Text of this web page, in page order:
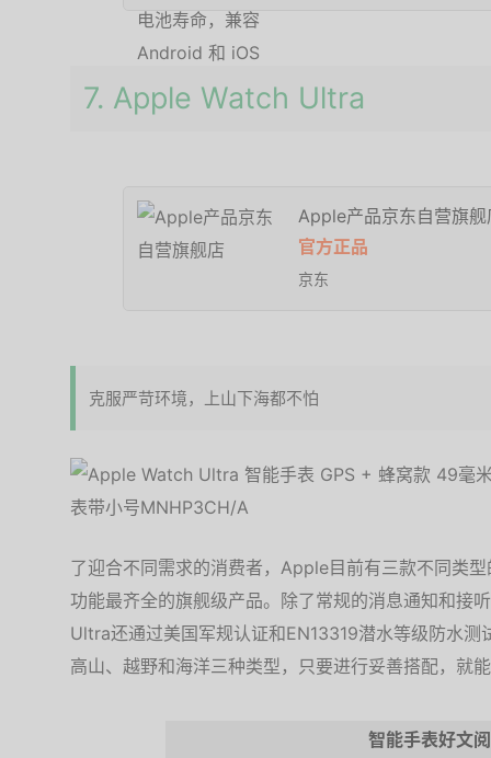
7. Apple Watch Ultra
Apple产品京东自营旗舰
官方正品
京东
克服严苛环境，上山下海都不怕
了迎合不同需求的消费者，Apple目前有三款不同类
功能最齐全的旗舰级产品。除了常规的消息通知和接
Ultra还通过美国军规认证和EN13319潜水等级防水
高山、越野和海洋三种类型，只要进行妥善搭配，就
智能手表好文